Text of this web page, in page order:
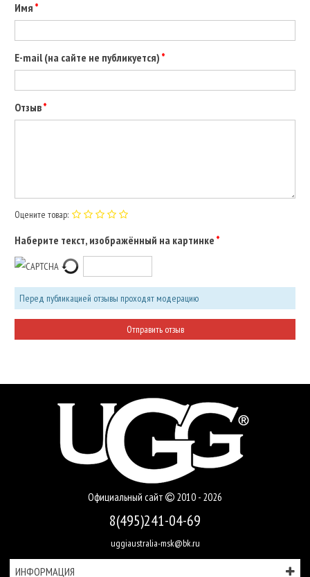
Имя
E-mail (на сайте не публикуется)
Отзыв
Оцените товар:
Наберите текст, изображённый на картинке
Перед публикацией отзывы проходят модерацию
Официальный сайт 2010 - 2026
8(495)241-04-69
uggiaustralia-msk@bk.ru
ИНФОРМАЦИЯ